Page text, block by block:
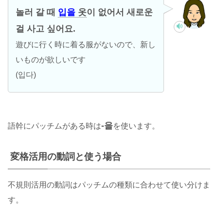
놀러 갈 때 입을옷이 없어서 새로운
걸 사고 싶어요.
遊びに行く時に着る服がないので、新し
いものが欲しいです
(입다)
語幹にパッチムがある時は-을を使います。
変格活用の動詞と使う場合
不規則活用の動詞はパッチムの種類に合わせて使い分けま
す。